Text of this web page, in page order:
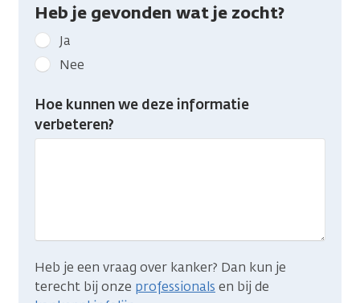
Heb je gevonden wat je zocht?
Geef
kanker.nl
feedback:
Heb
gevonden
Ja
Nee
Hoe kunnen we deze informatie
verbeteren?
Heb je een vraag over kanker? Dan kun je
terecht bij onze professionals en bij de